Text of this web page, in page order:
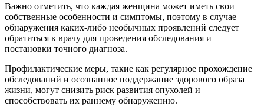
Важно отметить, что каждая женщина может иметь свои
собственные особенности и симптомы, поэтому в случае
обнаружения каких-либо необычных проявлений следует
обратиться к врачу для проведения обследования и
постановки точного диагноза.
Профилактические меры, такие как регулярное прохождение
обследований и осознанное поддержание здорового образа
жизни, могут снизить риск развития опухолей и
способствовать их раннему обнаружению.